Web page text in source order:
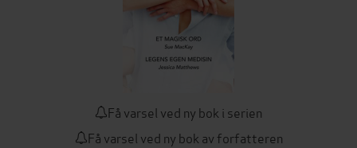
Få varsel ved ny bok i serien
Få varsel ved ny bok av forfatteren